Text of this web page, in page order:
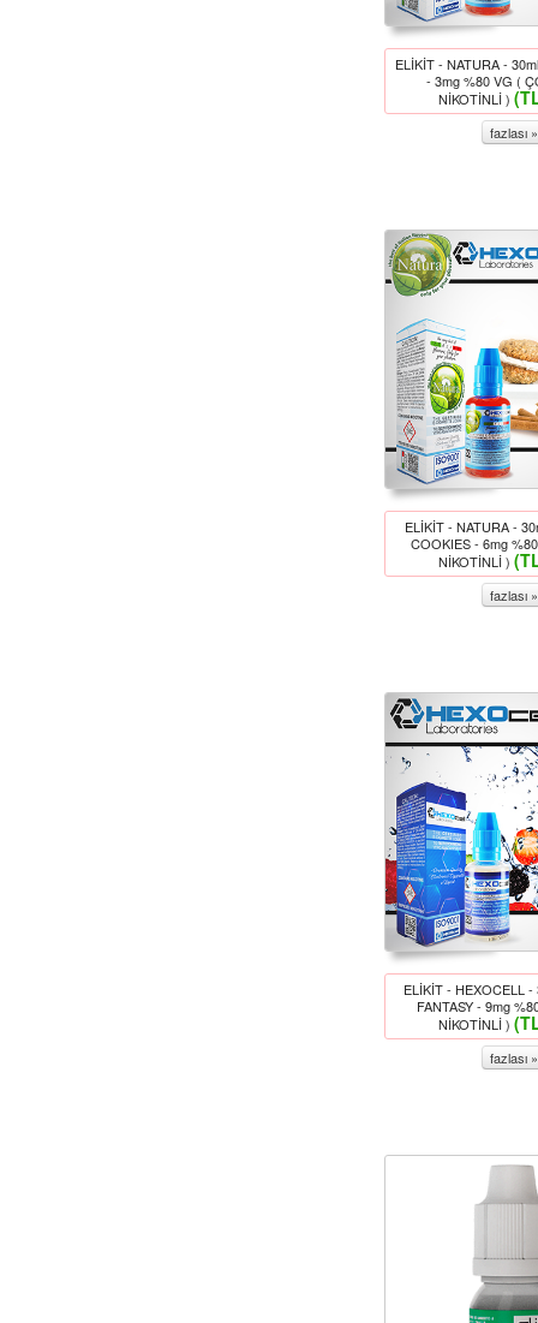
ELİKİT - NATURA -
- 3mg %80 VG (
NİKOTİNLİ )
fazlası »
ELİKİT - NATURA -
COOKIES - 6mg
NİKOTİNLİ )
fazlası »
ELİKİT - HEXOCELL -
FANTASY - 9mg
NİKOTİNLİ )
fazlası »